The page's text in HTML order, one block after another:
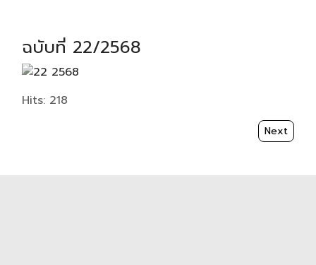
ฉบับที่ 22/2568
Details
Hits: 218
Next
Next